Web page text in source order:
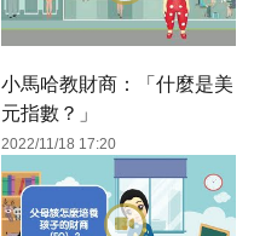
小馬哈教財商：「什麼是美
元指數？」
2022/11/18 17:20